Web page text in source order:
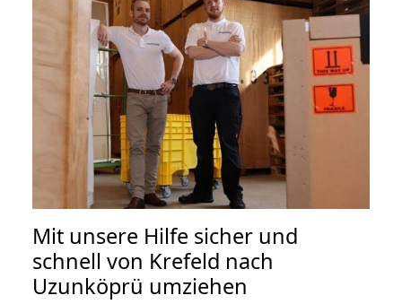
Mit unsere Hilfe sicher und
schnell von Krefeld nach
Uzunköprü umziehen